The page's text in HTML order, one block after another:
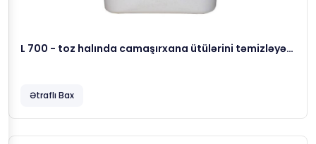
L 700 - toz halında camaşırxana ütülərini təmizləyən
Ətraflı Bax